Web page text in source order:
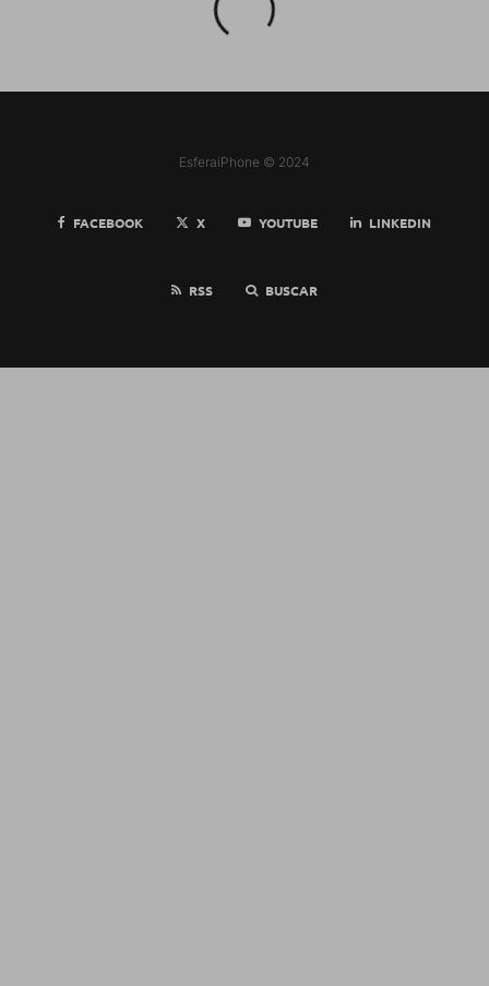
EsferaiPhone © 2024
FACEBOOK X YOUTUBE LINKEDIN
RSS BUSCAR